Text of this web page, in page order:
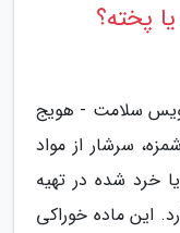
پخته؟
سلامت - هویج
سرشار از مواد
خرد شده در تهیه
این ماده خوراکی